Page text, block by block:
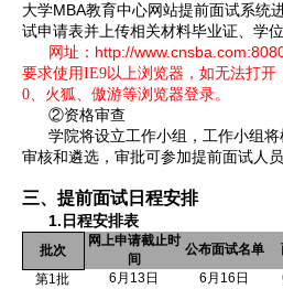
大学MBA教育中心网站提前面试系统
试申请表并上传相关材料毕业证、学
网址： http://
要求使用IE9以上浏览器，如无法打开
0、火狐、傲游等浏览器登录。
②资格审查
学院将设立工作小组，工作小组
审核和遴选，审批可参加提前面试人员
三、提前面试日程安排
1. 日程安排表
批次
网上申请截止时
间
公布面试名单
第1批 6 月 13日 6 月 16 日